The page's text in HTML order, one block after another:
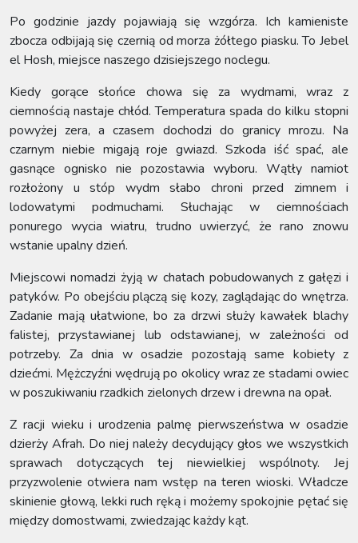
Po godzinie jazdy pojawiają się wzgórza. Ich kamieniste
zbocza odbijają się czernią od morza żółtego piasku. To Jebel
el Hosh, miejsce naszego dzisiejszego noclegu.
Kiedy gorące słońce chowa się za wydmami, wraz z
ciemnością nastaje chłód. Temperatura spada do kilku stopni
powyżej zera, a czasem dochodzi do granicy mrozu. Na
czarnym niebie migają roje gwiazd. Szkoda iść spać, ale
gasnące ognisko nie pozostawia wyboru. Wątły namiot
rozłożony u stóp wydm słabo chroni przed zimnem i
lodowatymi podmuchami. Słuchając w ciemnościach
ponurego wycia wiatru, trudno uwierzyć, że rano znowu
wstanie upalny dzień.
Miejscowi nomadzi żyją w chatach pobudowanych z gałęzi i
patyków. Po obejściu plączą się kozy, zaglądając do wnętrza.
Zadanie mają ułatwione, bo za drzwi służy kawałek blachy
falistej, przystawianej lub odstawianej, w zależności od
potrzeby. Za dnia w osadzie pozostają same kobiety z
dziećmi. Mężczyźni wędrują po okolicy wraz ze stadami owiec
w poszukiwaniu rzadkich zielonych drzew i drewna na opał.
Z racji wieku i urodzenia palmę pierwszeństwa w osadzie
dzierży Afrah. Do niej należy decydujący głos we wszystkich
sprawach dotyczących tej niewielkiej wspólnoty. Jej
przyzwolenie otwiera nam wstęp na teren wioski. Władcze
skinienie głową, lekki ruch ręką i możemy spokojnie pętać się
między domostwami, zwiedzając każdy kąt.